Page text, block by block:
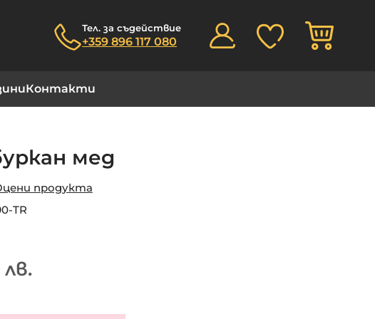
Тел. за съдействие
+359 896 117 080
Контакти
мед
продукта
TR
лв.